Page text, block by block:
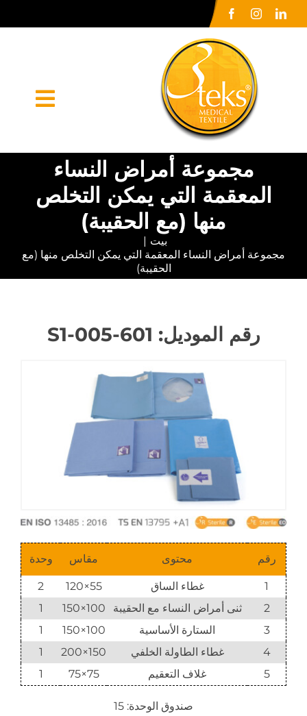
الصفحة الرئيسية
شركة كبرى
أورونلر
الاعلام الصحافي
مجموعة أمراض النساء
المعقمة التي يمكن التخلص
منها (مع الحقيبة)
بيت
مجموعة أمراض النساء المعقمة التي يمكن التخلص منها (مع
الحقيبة)
رقم الموديل: 601-005-S1
رقم محتوى مقاس وحدة
1 غطاء الساق 55×120
2
2
ثنى أمراض النساء مع الحقيبة 100×150
1
3
الستارة الأساسية 100×150
1
4
غطاء الطاولة الخلفي 150×200
1
5
غلاف التعقيم 75×75
1
صندوق الوحدة: 15